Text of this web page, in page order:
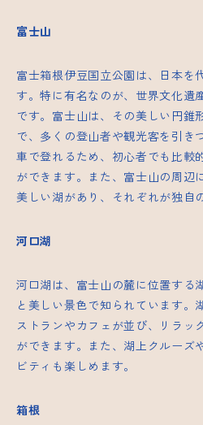
富士山
富士箱根伊豆国立公園は、日本を
す。特に有名なのが、世界文化遺
です。富士山は、その美しい円錐
で、多くの登山者や観光客を引き
車で登れるため、初心者でも比較
ができます。また、富士山の周辺
美しい湖があり、それぞれが独自
河口湖
河口湖は、富士山の麓に位置する
と美しい景色で知られています。
ストランやカフェが並び、リラッ
ができます。また、湖上クルーズ
ビティも楽しめます。
箱根